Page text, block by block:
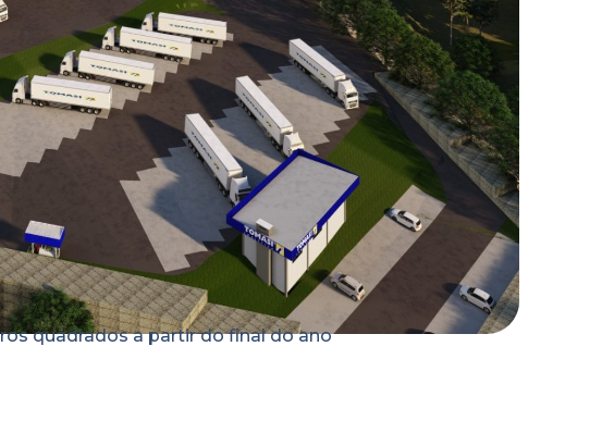
quadrados a partir do final do ano